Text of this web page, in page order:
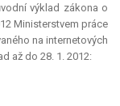
výklad zákona o
Ministerstvem práce
na internetových
až do 28. 1. 2012: